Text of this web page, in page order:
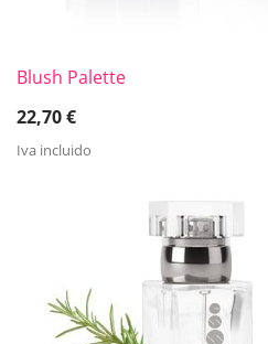
Blush Palette
22,70€
Iva incluido